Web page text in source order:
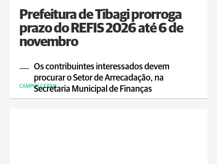
Prefeitura de Tibagi prorroga
prazo do REFIS 2026 até 6 de
novembro
Os contribuintes interessados devem
procurar o Setor de Arrecadação, na
Secretaria Municipal de Finanças
CAMPOS GERAIS